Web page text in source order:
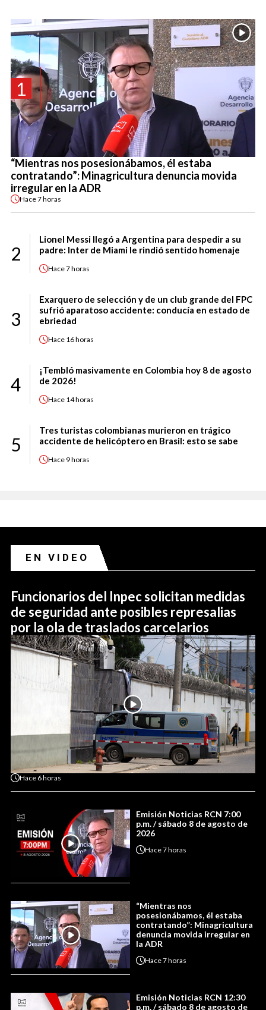
1
“Mientras nos posesionábamos, él estaba
contratando”: Minagricultura denuncia movida
irregular en la ADR
Hace7 horas
2
Lionel Messi llegó a Argentina para despedir a su
padre: Inter de Miami le rindió sentido homenaje
Hace7 horas
3
Exarquero de selección y de un club grande del FPC
sufrió aparatoso accidente: conducía en estado de
ebriedad
Hace 16 horas
4
¡Tembló masivamente en Colombia hoy 8 de agosto
de 2026!
Hace 14 horas
5
Tres turistas colombianas murieron en trágico
accidente de helicóptero en Brasil: esto se sabe
Hace 9 horas
EN VIDEO
Funcionarios del Inpec solicitan medidas
de seguridad ante posibles represalias
por la ola de traslados carcelarios
Hace 6 horas
Emisión Noticias RCN 7:00
p.m. / sábado 8 de agosto de
2026
Hace7 horas
“Mientras nos
posesionábamos, él estaba
contratando”: Minagricultura
denuncia movida irregular en
la ADR
Hace7 horas
Emisión Noticias RCN 12:30
p.m. / sábado 8 de agosto de